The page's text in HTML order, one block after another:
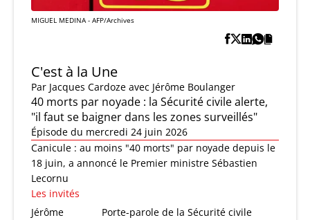
MIGUEL MEDINA - AFP/Archives
C'est à la Une
Par Jacques Cardoze avec Jérôme Boulanger
40 morts par noyade : la Sécurité civile alerte,
"il faut se baigner dans les zones surveillés"
Épisode du mercredi 24 juin 2026
Canicule : au moins "40 morts" par noyade depuis le
18 juin, a annoncé le Premier ministre Sébastien
Lecornu
Les invités
Jérôme
Porte-parole de la Sécurité civile